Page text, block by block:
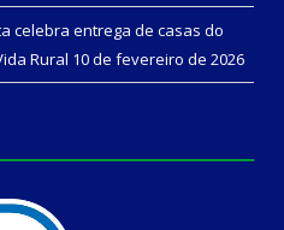
celebra entrega de casas do
Rural 10 de fevereiro de 2026